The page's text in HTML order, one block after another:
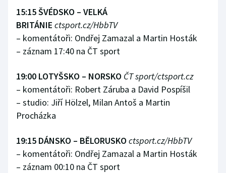
15:15 ŠVÉDSKO – VELKÁ
BRITÁNIE ctsport.cz/HbbTV
– komentátoři: Ondřej Zamazal a Martin Hosták
– záznam 17:40 na ČT sport
19:00 LOTYŠSKO – NORSKO ČT sport/ctsport.cz
– komentátoři: Robert Záruba a David Pospíšil
– studio: Jiří Hölzel, Milan Antoš a Martin
Procházka
19:15 DÁNSKO – BĚLORUSKO ctsport.cz/HbbTV
– komentátoři: Ondřej Zamazal a Martin Hosták
– záznam 00:10 na ČT sport